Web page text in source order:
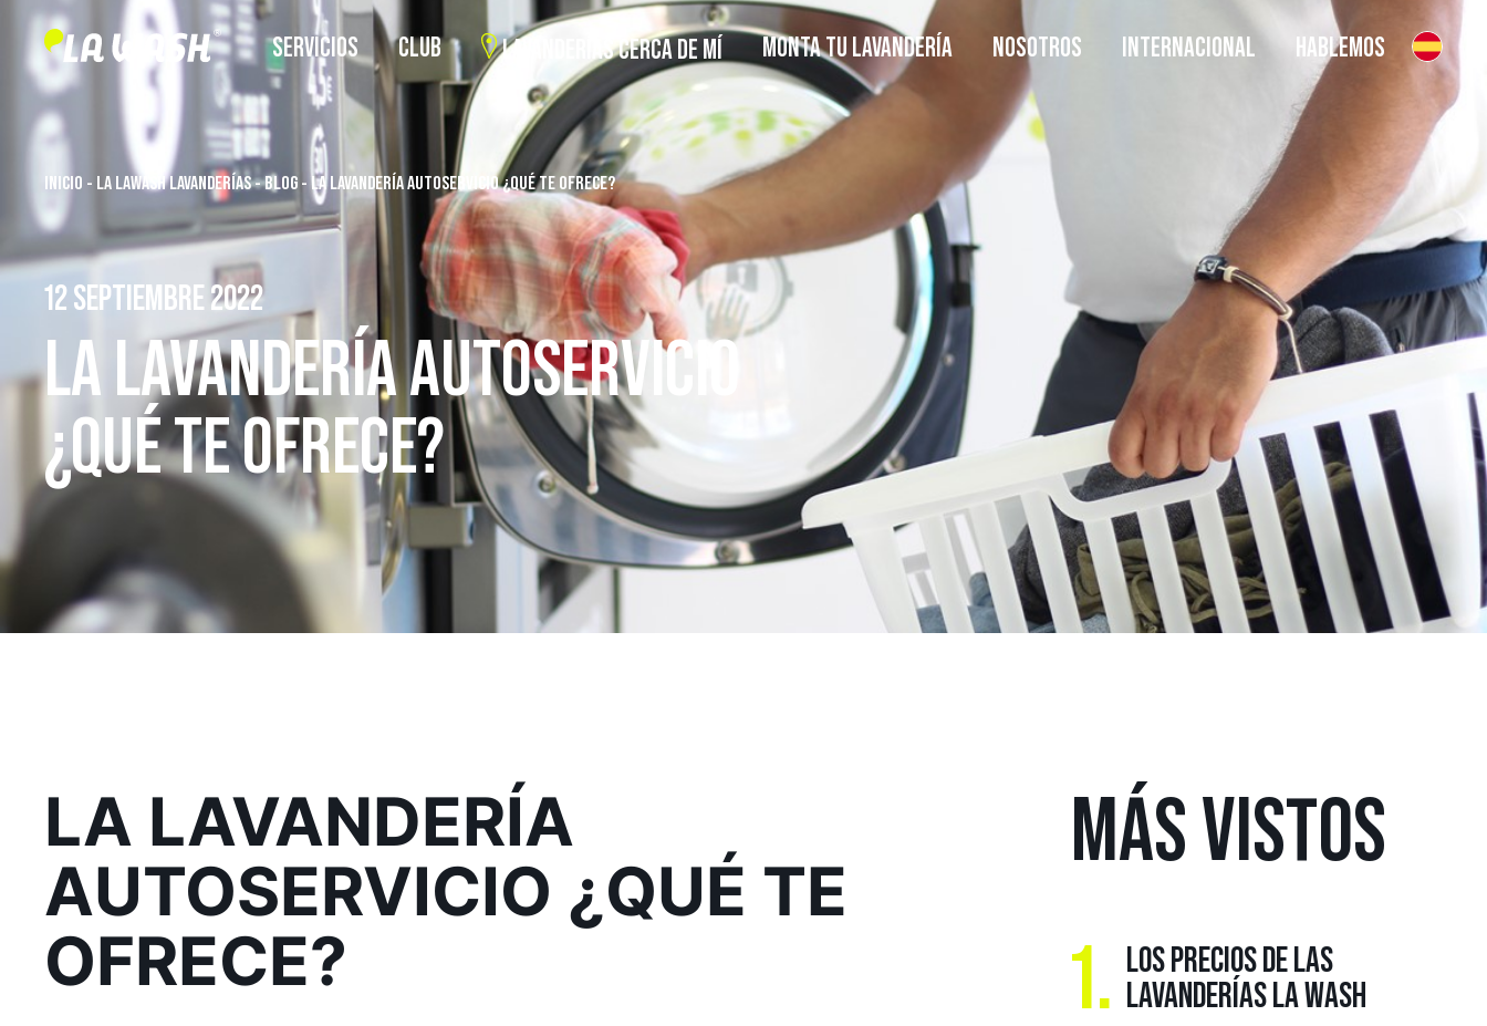
SERVICIOS CLUB LAVANDERÍAS CERCA DE MÍ MONTA TU LAVANDERÍA NOSOTROS INTERNACIONAL HABLEMOS
INICIO - LA LAWASH LAVANDERÍAS-BLOG - LA LAVANDERÍA AUTOSERVICIO ¿QUÉ TE OFRECE?
12 SEPTIEMBRE 2022
LA LAVANDERÍA AUTOSERVICIO
¿QUÉ TE OFRECE?
LA LAVANDERÍA
AUTOSERVICIO ¿QUÉ TE
OFRECE?
MÁS VISTOS
1. LOS PRECIOS DE LAS
LAVANDERÍAS LA WASH